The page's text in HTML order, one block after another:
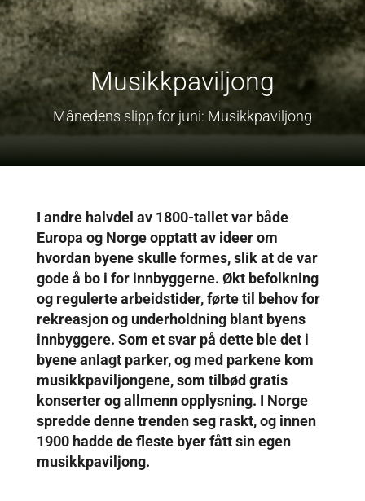
Musikkpaviljong
Månedens slipp for juni: Musikkpaviljong
I andre halvdel av 1800-tallet var både
Europa og Norge opptatt av ideer om
hvordan byene skulle formes, slik at de var
gode å bo i for innbyggerne. Økt befolkning
og regulerte arbeidstider, førte til behov for
rekreasjon og underholdning blant byens
innbyggere. Som et svar på dette ble det i
byene anlagt parker, og med parkene kom
musikkpaviljongene, som tilbød gratis
konserter og allmenn opplysning. I Norge
spredde denne trenden seg raskt, og innen
1900 hadde de fleste byer fått sin egen
musikkpaviljong.